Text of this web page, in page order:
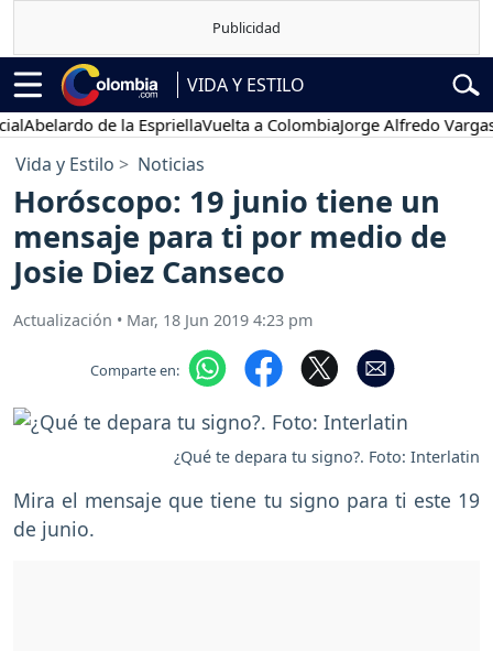
VIDA Y ESTILO
de la EspriellaVuelta a ColombiaJorge Alfredo Vargas
Vida y Estilo Noticias
Horóscopo: 19 junio tiene un
mensaje para ti por medio de
Josie Diez Canseco
Actualización • Mar, 18 Jun 2019 4:23 pm
Comparte en:
¿Qué te depara tu signo?. Foto: Interlatin
Mira el mensaje que tiene tu signo para ti este 19
de junio.